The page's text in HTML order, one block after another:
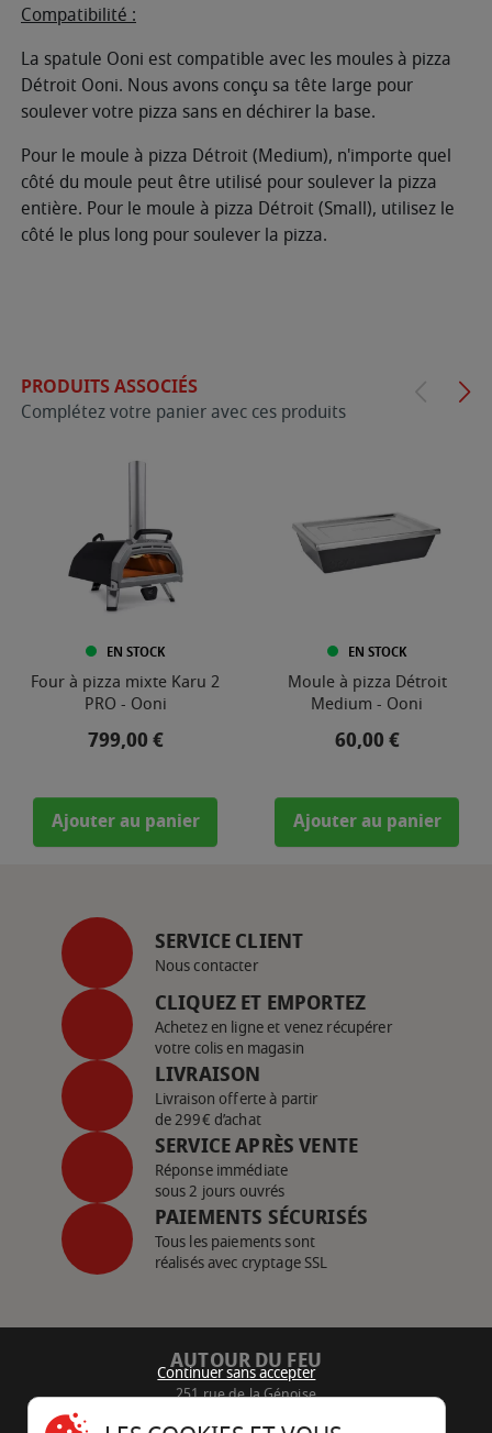
Compatibilité :
La spatule Ooni est compatible avec les moules à pizza
Détroit Ooni. Nous avons conçu sa tête large pour
soulever votre pizza sans en déchirer la base.
Pour le moule à pizza Détroit (Medium), n'importe quel
côté du moule peut être utilisé pour soulever la pizza
entière. Pour le moule à pizza Détroit (Small), utilisez le
côté le plus long pour soulever la pizza.
PRODUITS ASSOCIÉS
Complétez votre panier avec ces produits
EN STOCK
Four à pizza mixte Karu 2
PRO - Ooni
Prix
799,00 €
Ajouter au panier
EN STOCK
Moule à pizza Détroit
Medium - Ooni
Prix
60,00 €
Ajouter au panier
SERVICE CLIENT
Nous contacter
CLIQUEZ ET EMPORTEZ
Achetez en ligne et venez récupérer
votre colis en magasin
LIVRAISON
Livraison offerte à partir
de 299€ d’achat
SERVICE APRÈS VENTE
Réponse immédiate
sous 2 jours ouvrés
PAIEMENTS SÉCURISÉS
Tous les paiements sont
réalisés avec cryptage SSL
AUTOUR DU FEU
251 rue de la Génoise
Continuer sans accepter